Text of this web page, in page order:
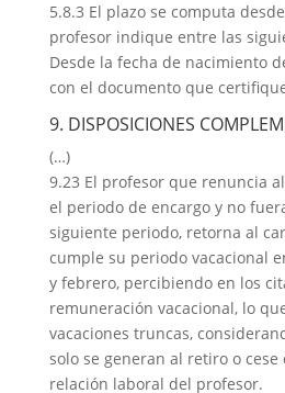
5.8.3 El plazo se computa
profesor indique entre las
Desde la fecha de nacimiento
con el documento que
9. DISPOSICIONES
(…)
9.23 El profesor que renuncia
el periodo de encargo y no
siguiente periodo, retorna al
cumple su periodo vacacional
y febrero, percibiendo en los
remuneración vacacional, lo
vacaciones truncas,
solo se generan al retiro o
relación laboral del profesor.